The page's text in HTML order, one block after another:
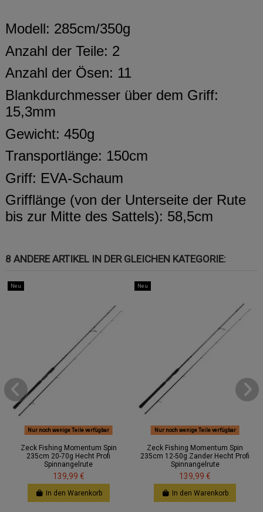
Modell: 285cm/350g
Anzahl der Teile: 2
Anzahl der Ösen: 11
Blankdurchmesser über dem Griff:
15,3mm
Gewicht: 450g
Transportlänge: 150cm
Griff: EVA-Schaum
Grifflänge (von der Unterseite der Rute
bis zur Mitte des Sattels): 58,5cm
8 ANDERE ARTIKEL IN DER GLEICHEN KATEGORIE:
Neu
Nur noch wenige Teile verfügbar
Zeck Fishing Momentum Spin
235cm 20-70g Hecht Profi
Spinnangelrute
139,99 €
In den Warenkorb
Neu
Nur noch wenige Teile verfügbar
Zeck Fishing Momentum Spin
235cm 12-50g Zander Hecht Profi
Spinnangelrute
139,99 €
In den Warenkorb